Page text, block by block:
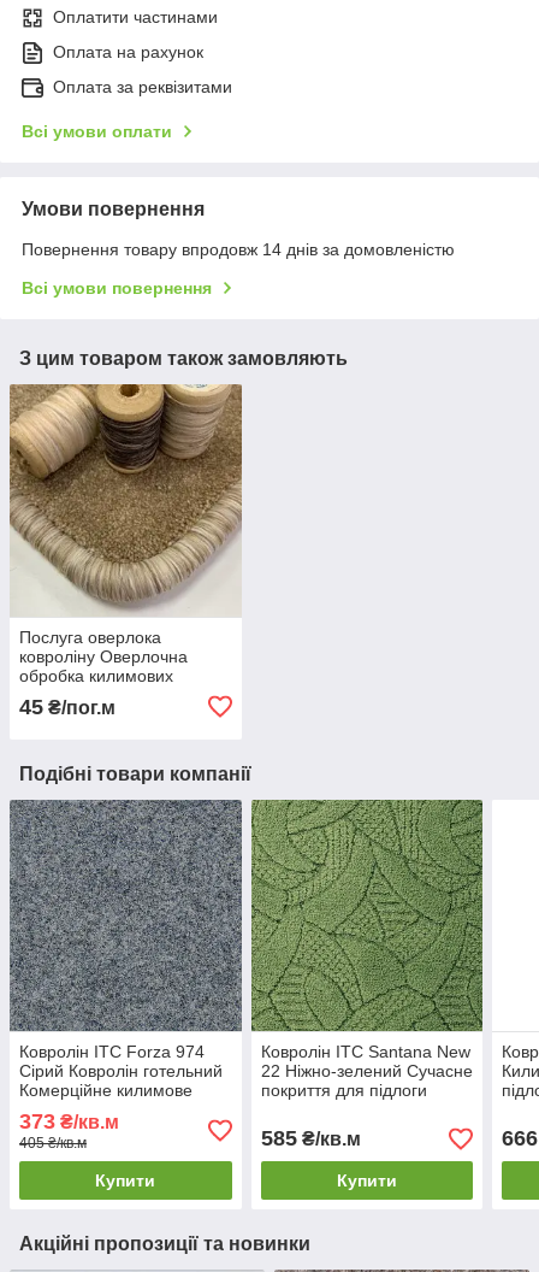
Оплатити частинами
Оплата на рахунок
Оплата за реквізитами
Всі умови оплати
Умови повернення
Повернення товару впродовж 14 днів за домовленістю
Всі умови повернення
З цим товаром також замовляють
Послуга оверлока
ковроліну Оверлочна
обробка килимових
оверлок ковроліну
45 ₴/пог.м
Подібні товари компанії
Ковролін ITC Forza 974
Сірий Ковролін готельний
Комерційне килимове
покриття
373 ₴/кв.м
405 ₴/кв.м
Купити
Ковролін ITC Santana New
22 Ніжно-зелений Сучасне
покриття для підлоги
585₴/кв.м
Купити
666
Акційні пропозиції та новинки